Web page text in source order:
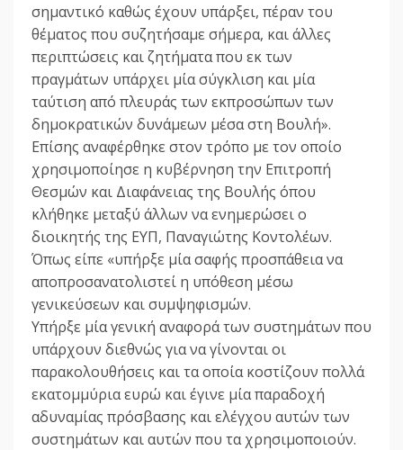
σημαντικό καθώς έχουν υπάρξει, πέραν του
θέματος που συζητήσαμε σήμερα, και άλλες
περιπτώσεις και ζητήματα που εκ των
πραγμάτων υπάρχει μία σύγκλιση και μία
ταύτιση από πλευράς των εκπροσώπων των
δημοκρατικών δυνάμεων μέσα στη Βουλή».
Επίσης αναφέρθηκε στον τρόπο με τον οποίο
χρησιμοποίησε η κυβέρνηση την Επιτροπή
Θεσμών και Διαφάνειας της Βουλής όπου
κλήθηκε μεταξύ άλλων να ενημερώσει ο
διοικητής της ΕΥΠ, Παναγιώτης Κοντολέων.
Όπως είπε «υπήρξε μία σαφής προσπάθεια να
αποπροσανατολιστεί η υπόθεση μέσω
γενικεύσεων και συμψηφισμών.
Υπήρξε μία γενική αναφορά των συστημάτων που
υπάρχουν διεθνώς για να γίνονται οι
παρακολουθήσεις και τα οποία κοστίζουν πολλά
εκατομμύρια ευρώ και έγινε μία παραδοχή
αδυναμίας πρόσβασης και ελέγχου αυτών των
συστημάτων και αυτών που τα χρησιμοποιούν.